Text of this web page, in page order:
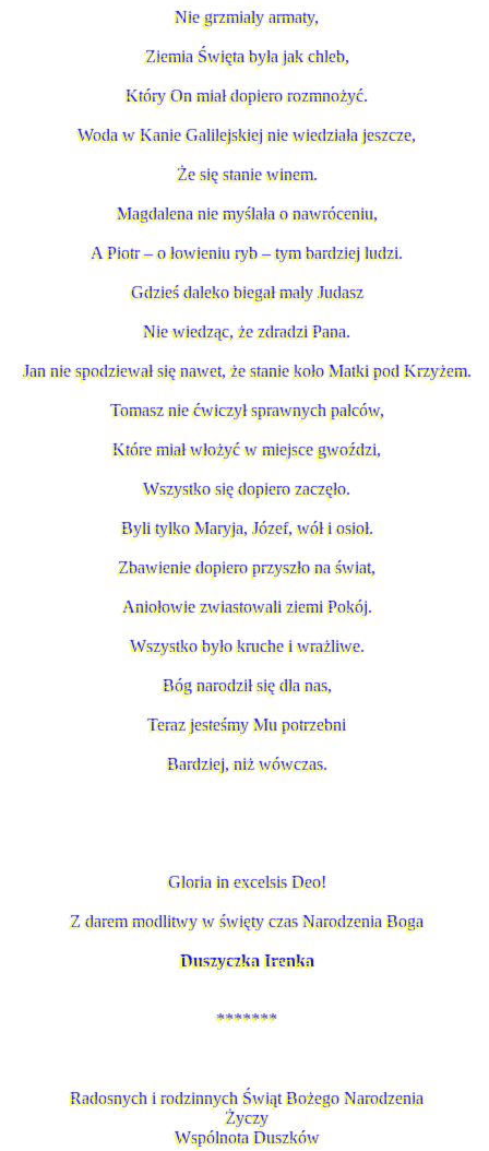
Nie grzmiały armaty,
Ziemia Święta była jak chleb,
Który On miał dopiero rozmnożyć.
Woda w Kanie Galilejskiej nie wiedziała jeszcze,
Że się stanie winem.
Magdalena nie myślała o nawróceniu,
A Piotr – o łowieniu ryb – tym bardziej ludzi.
Gdzieś daleko biegał mały Judasz
Nie wiedząc, że zdradzi Pana.
Jan nie spodziewał się nawet, że stanie koło Matki pod Krzyżem.
Tomasz nie ćwiczył sprawnych palców,
Które miał włożyć w miejsce gwoździ,
Wszystko się dopiero zaczęło.
Byli tylko Maryja, Józef, wół i osioł.
Zbawienie dopiero przyszło na świat,
Aniołowie zwiastowali ziemi Pokój.
Wszystko było kruche i wrażliwe.
Bóg narodził się dla nas,
Teraz jesteśmy Mu potrzebni
Bardziej, niż wówczas.
Gloria in excelsis Deo!
Z darem modlitwy w święty czas Narodzenia Boga
Duszyczka Irenka
*******
Radosnych i rodzinnych Świąt Bożego Narodzenia
Życzy
Wspólnota Duszków